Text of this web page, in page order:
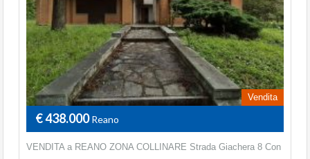
Vendita
€ 438.000Reano
VENDITA a REANO ZONA COLLINARE Strada Giachera 8 Con